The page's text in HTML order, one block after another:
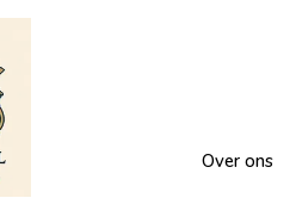
Over ons